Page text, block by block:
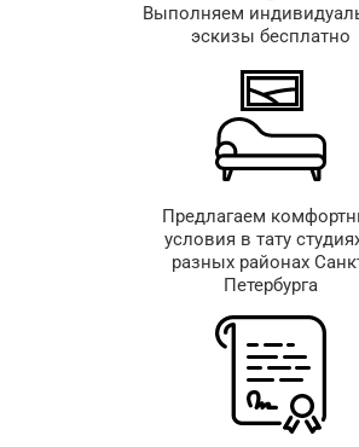
Выполняем
эскизы бесплатно
Предлагаем
условия в тату
разных районах
Петербурга